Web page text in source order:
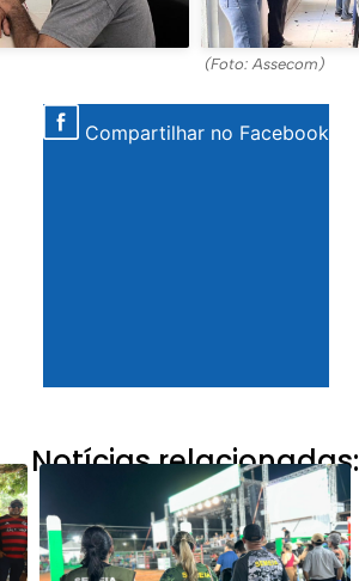
(Foto: Assecom)
Compartilhar no Facebook
Notícias relacionadas: